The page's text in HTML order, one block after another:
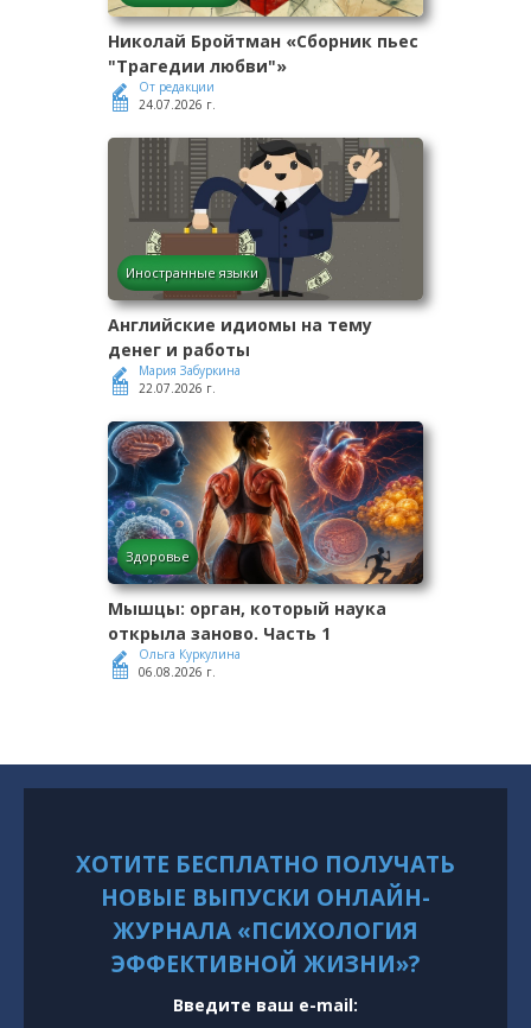
Николай Бройтман «Сборник пьес
"Трагедии любви"»
От редакции
24.07.2026 г.
Иностранные языки
Английские идиомы на тему
денег и работы
Мария Забуркина
22.07.2026 г.
Здоровье
Мышцы: орган, который наука
открыла заново. Часть 1
Ольга Куркулина
06.08.2026 г.
ХОТИТЕ БЕСПЛАТНО ПОЛУЧАТЬ
НОВЫЕ ВЫПУСКИ ОНЛАЙН-
ЖУРНАЛА «ПСИХОЛОГИЯ
ЭФФЕКТИВНОЙ ЖИЗНИ»?
Введите ваш e-mail: